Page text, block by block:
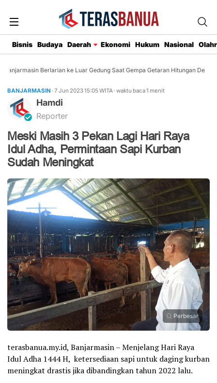
Bisnis Budaya Daerah Ekonomi Hukum Nasional
Berlarian ke Luar Gedung Saat Gempa Getaran Hitungan Detik
BANJARMASIN · 7 Jun 202315:05 WITA ·waktu baca 1 menit
Hamdi
Reporter
Meski Masih 3 Pekan Lagi Hari Raya
Idul Adha, Permintaan Sapi Kurban
Sudah Meningkat
Perbesar
terasbanua.my.id, Banjarmasin – Menjelang Hari Raya
Idul Adha 1444 H, ketersediaan sapi untuk daging kurban
meningkat drastis jika dibandingkan tahun 2022 lalu.